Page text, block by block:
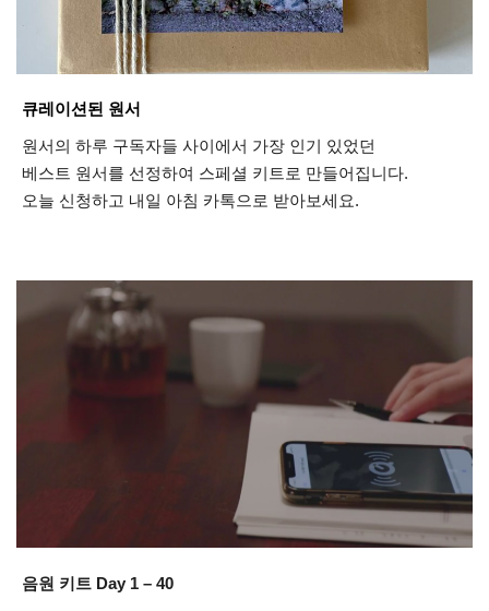
큐레이션된 원서
원서의 하루 구독자들 사이에서 가장 인기 있었던
베스트 원서를 선정하여 스페셜 키트로 만들어집니다.
오늘 신청하고 내일 아침 카톡으로 받아보세요.
음원 키트 Day 1 – 40